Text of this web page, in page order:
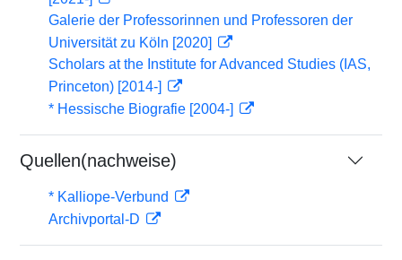
Galerie der Professorinnen und Professoren der
Universität zu Köln [2020]
Scholars at the Institute for Advanced Studies (IAS,
Princeton) [2014-]
* Hessische Biografie [2004-]
Quellen(nachweise)
* Kalliope-Verbund
Archivportal-D